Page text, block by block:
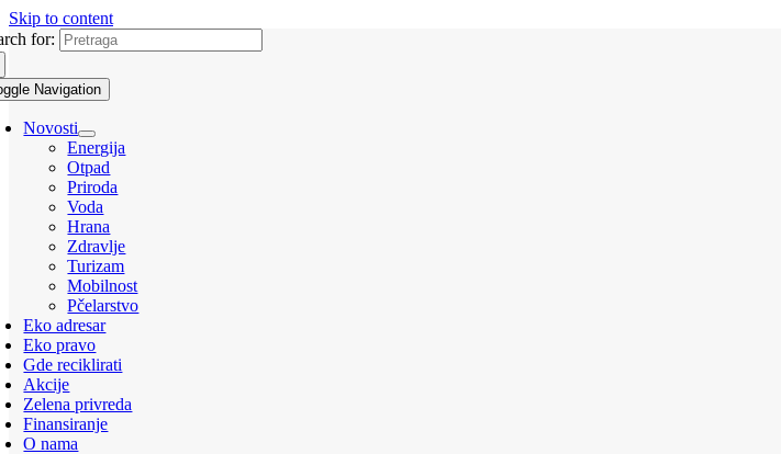
Skip to content
for:
Navigation
Novosti
Energija
Otpad
Priroda
Voda
Hrana
Zdravlje
Turizam
Mobilnost
Pčelarstvo
Eko adresar
Eko pravo
Gde reciklirati
Akcije
Zelena privreda
Finansiranje
O nama